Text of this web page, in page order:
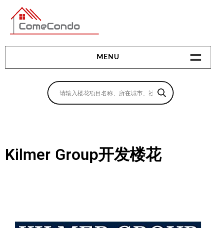
多伦多最新最全的楼花搜索引擎
MENU
地产相关
卖房指南
Kilmer Group开发楼花